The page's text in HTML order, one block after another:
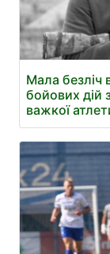
Мала безліч
бойових дій
важкої